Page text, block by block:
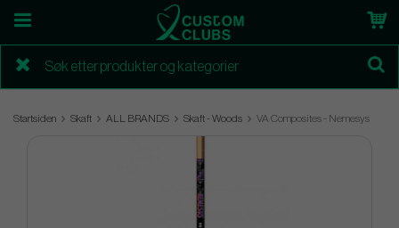
Startsiden Skaft ALL BRANDS Skaft - Woods VA Composites - Nemesys